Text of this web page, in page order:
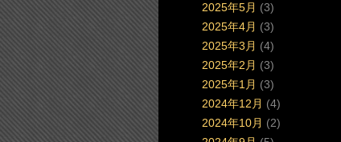
2025年5月 (3)
2025年4月 (3)
2025年3月 (4)
2025年2月 (3)
2025年1月 (3)
2024年12月 (4)
2024年10月 (2)